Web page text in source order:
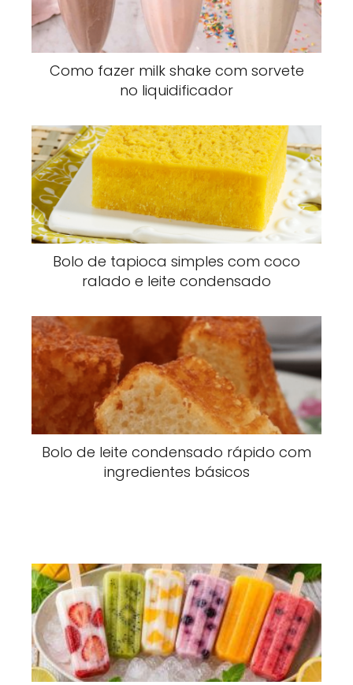
Como fazer milk shake com sorvete
no liquidificador
Bolo de tapioca simples com coco
ralado e leite condensado
Bolo de leite condensado rápido com
ingredientes básicos